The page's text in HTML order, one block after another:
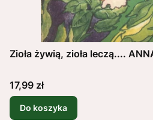
Zioła żywią, zioła leczą....
Cena
17,99 zł
Do koszyka